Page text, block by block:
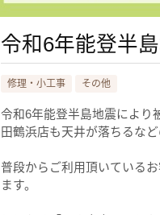
令和6年能登半
修理・小工事 その他
令和6年能登半島地震により
田鶴浜店も天井が落ちるな
普段からご利用頂いている
ます。